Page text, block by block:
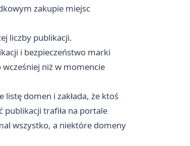
zakupie miejsc
liczby publikacji.
i bezpieczeństwo marki
niż w momencie
domen i zakłada, że ktoś
publikacji trafiła na portale
wszystko, a niektóre domeny